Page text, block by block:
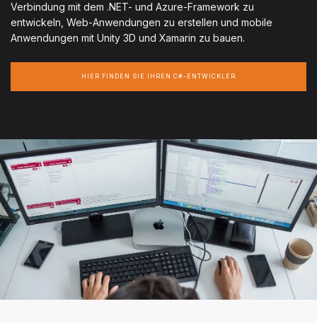
Verbindung mit dem .NET- und Azure-Framework zu
entwickeln, Web-Anwendungen zu erstellen und mobile
Anwendungen mit Unity 3D und Xamarin zu bauen.
HIER FINDEN SIE IHREN C#-ENTWICKLER